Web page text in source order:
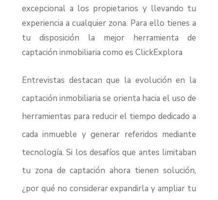
excepcional a los propietarios y llevando tu
experiencia a cualquier zona. Para ello tienes a
tu disposición la mejor herramienta de
captación inmobiliaria como es ClickExplora
Entrevistas destacan que la evolución en la
captación inmobiliaria se orienta hacia el uso de
herramientas para reducir el tiempo dedicado a
cada inmueble y generar referidos mediante
tecnología. Si los desafíos que antes limitaban
tu zona de captación ahora tienen solución,
¿por qué no considerar expandirla y ampliar tu